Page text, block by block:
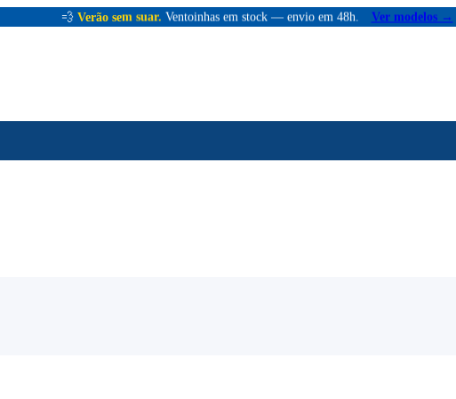
💨 Verão sem suar. Ventoinhas em stock — envio em 48h. Ver modelos →